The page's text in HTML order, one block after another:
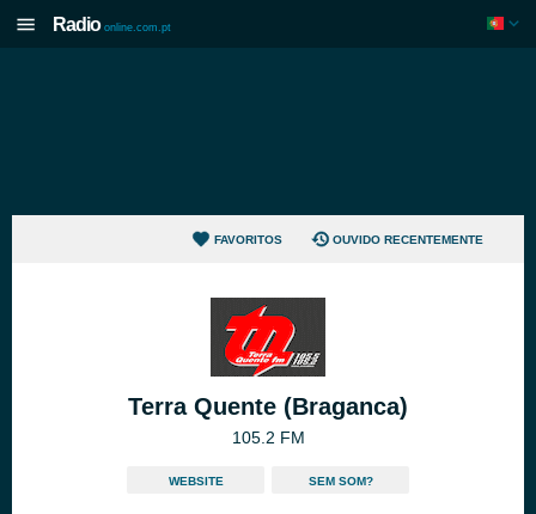
Radio online.com.pt
FAVORITOS OUVIDO RECENTEMENTE
Terra Quente (Braganca)
105.2 FM
WEBSITE SEM SOM?